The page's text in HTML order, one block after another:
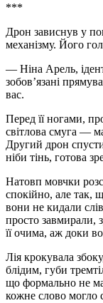
***
Дрон зависнув у
механізму. Його
— Ніна Арель,
зобов’язані
вас.
Перед її ногами,
світлова смуга —
Другий дрон
ніби тінь, готова
Натовп мовчки
спокійно, але так,
вони не кидали
просто завмирали,
її очима, аж доки
Лія крокувала
блідим, губи
що формально не
кожне слово могло